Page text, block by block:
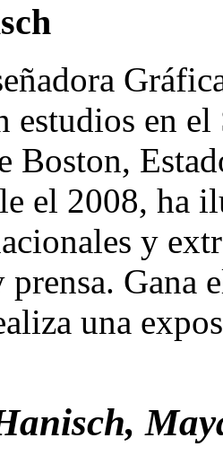
estudios en
Boston,
el 2008, ha
y
Gana
una